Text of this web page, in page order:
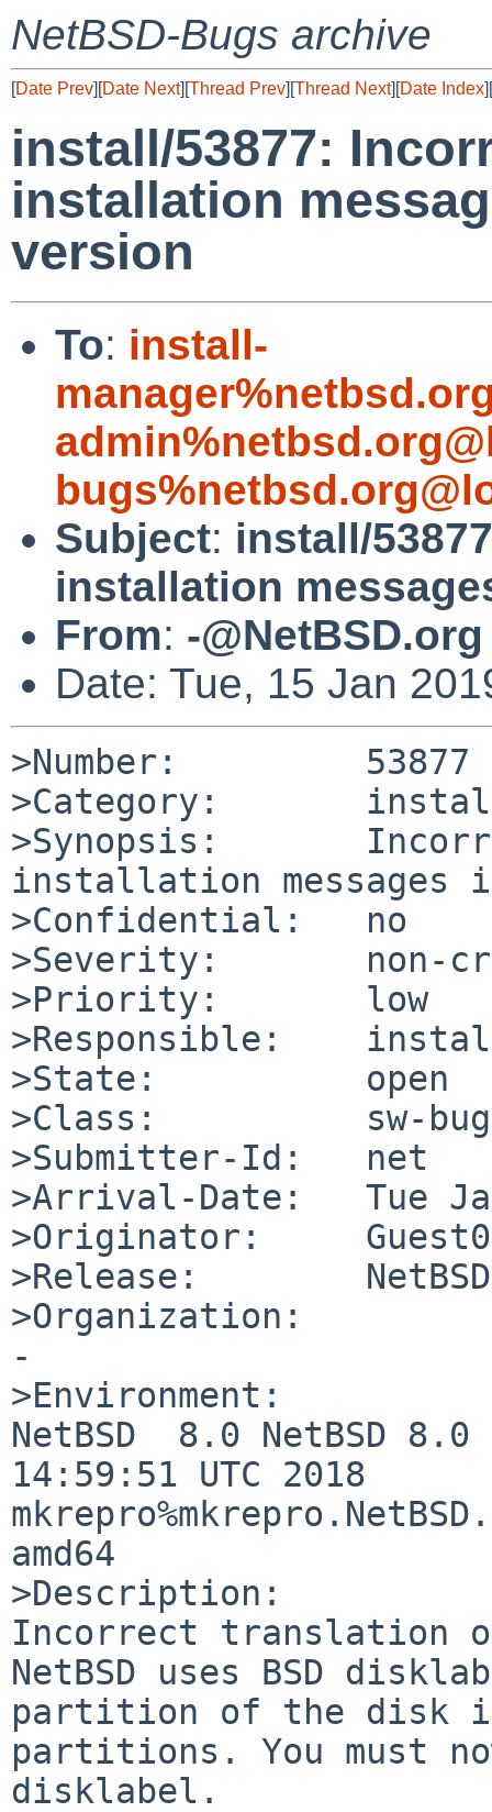
NetBSD-Bugs archive
[Date Prev][Date Next][Thread Prev][Thread Next][Date Index][
install/53877:
installation
version
To: install-
Subject: install/
installation
From: -@NetBSD.org
Date: Tue, 15 Jan
>Number:         53877
>Category:
>Synopsis:
installation messages
>Confidential:   no
>Severity:       non-
>Priority:       low
>Responsible:
>State:          open
>Class:          sw-bug
>Submitter-Id:   net
>Arrival-Date:   Tue
>Originator:
>Release:
>Organization:
-
>Environment:
NetBSD  8.0 NetBSD
14:59:51 UTC 2018
amd64
>Description:
Incorrect translation
NetBSD uses BSD
partition of the disk
partitions. You must
disklabel.